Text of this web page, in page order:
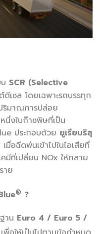
SCR (Selective
ดีเซล โดยเฉพาะรถบรรทุก
ริมาณการปล่อย
นึ่งในก๊าซพิษที่เป็น
ประกอบด้วย ยูเรียบริสุ
เมื่อฉีดพ่นเข้าไปในไอเสียที่
มีที่เปลี่ยน NOx ให้กลาย
าย
® ?
าน Euro 4 / Euro 5 /